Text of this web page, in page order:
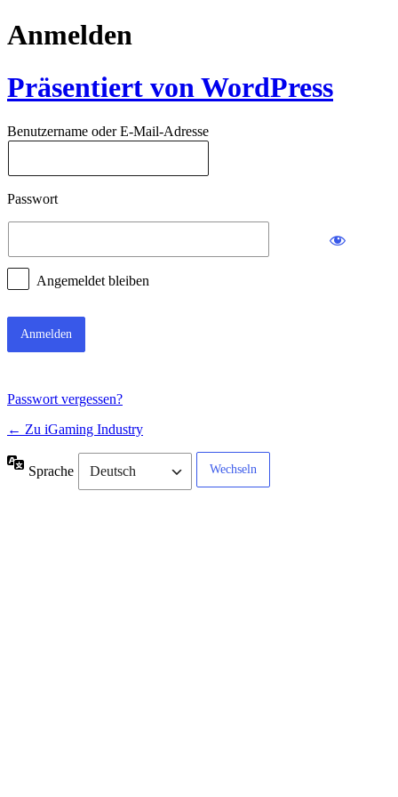
Anmelden
Präsentiert von WordPress
Benutzername oder E-Mail-Adresse
Passwort
Angemeldet bleiben
Passwort vergessen?
← Zu iGaming Industry
Sprache